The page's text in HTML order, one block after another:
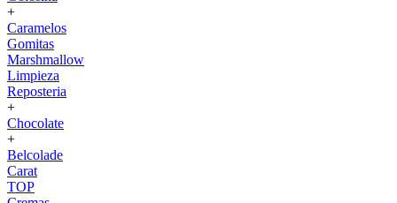
+
Caramelos
Gomitas
Marshmallow
Limpieza
Reposteria
+
Chocolate
+
Belcolade
Carat
TOP